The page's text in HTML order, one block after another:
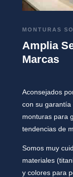
MONTURAS
Amplia
Marcas
Aconsejados
con su garantía
monturas para
tendencias de
Somos muy
materiales
y colores para